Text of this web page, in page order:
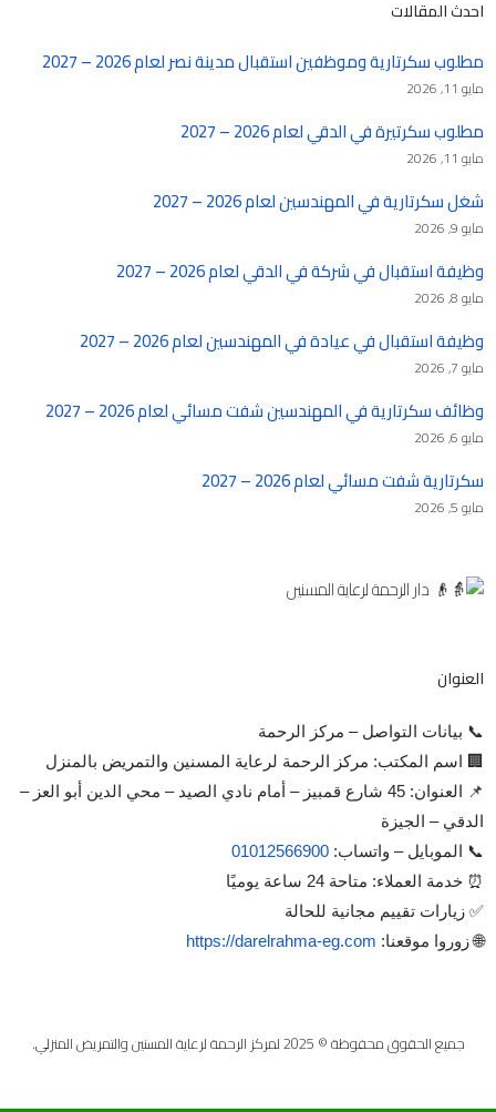
احدث المقالات
مطلوب سكرتارية وموظفين استقبال مدينة نصر لعام 2026 – 2027
مايو 11, 2026
مطلوب سكرتيرة في الدقي لعام 2026 – 2027
مايو 11, 2026
شغل سكرتارية في المهندسين لعام 2026 – 2027
مايو 9, 2026
وظيفة استقبال في شركة في الدقي لعام 2026 – 2027
مايو 8, 2026
وظيفة استقبال في عيادة في المهندسين لعام 2026 – 2027
مايو 7, 2026
وظائف سكرتارية في المهندسين شفت مسائي لعام 2026 – 2027
مايو 6, 2026
سكرتارية شفت مسائي لعام 2026 – 2027
مايو 5, 2026
العنوان
📞 بيانات التواصل – مركز الرحمة
🏢 اسم المكتب: مركز الرحمة لرعاية المسنين والتمريض بالمنزل
📌 العنوان: 45 شارع قمبيز – أمام نادي الصيد – محي الدين أبو العز –
الدقي – الجيزة
📞 الموبايل – واتساب:01012566900
⏰ خدمة العملاء: متاحة 24 ساعة يوميًا
✅ زيارات تقييم مجانية للحالة
🌐 زوروا موقعنا: https://darelrahma-eg.com
جميع الحقوق محفوظة © 2025 لمركز الرحمة لرعاية المسنين والتمريض المنزلي.